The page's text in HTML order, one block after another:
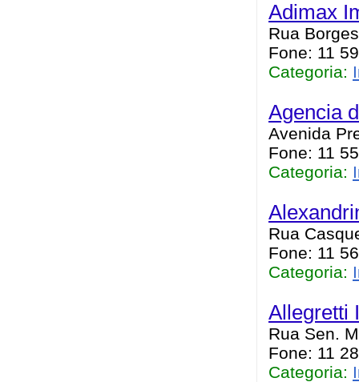
Adimax
Rua
Fone: 11
Categoria:
Agencia
Avenida
Fone: 11
Categoria:
Rua
Fone: 11
Categoria:
Allegretti
Rua Sen.
Fone: 11
Categoria: